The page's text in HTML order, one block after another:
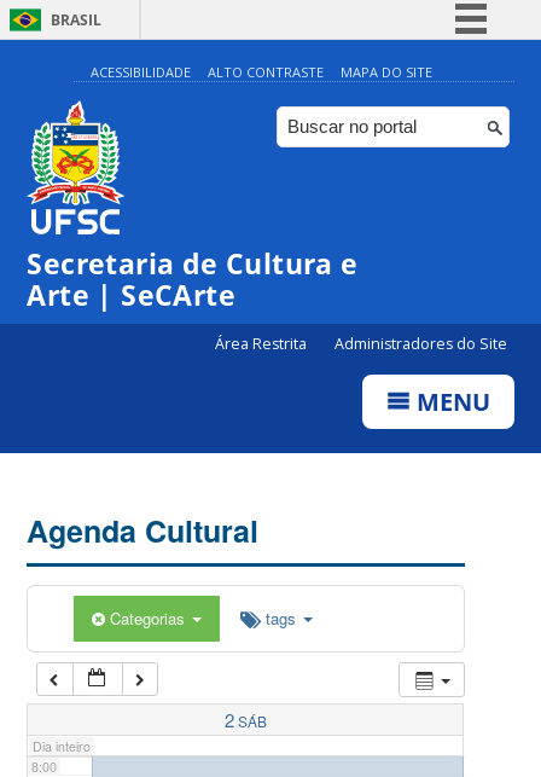
BRASIL
Simplifique!
Comunica BR
Participe
ACESSIBILIDADE ALTO CONTRASTE MAPA DO SITE
Secretaria de Cultura e
Arte | SeCArte
Área Restrita Administradores do Site
MENU
Agenda Cultural
Categorias tags
2SÁB
Dia inteiro
0:00
1:00
5:00
7:00
8:00
◤Inscrições | Projeto 12:30